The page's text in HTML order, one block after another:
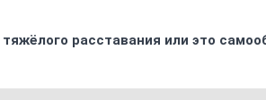
расставания или это